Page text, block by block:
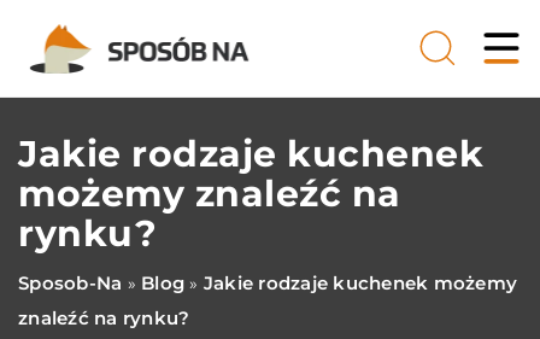
Jakie rodzaje kuchenek
możemy znaleźć na
rynku?
Sposob-Na » Blog » Jakie rodzaje kuchenek możemy
znaleźć na rynku?